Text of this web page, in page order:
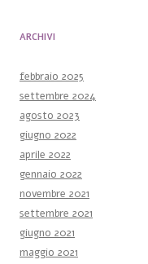
ARCHIVI
febbraio 2025
settembre 2024
agosto 2023
giugno 2022
aprile 2022
gennaio 2022
novembre 2021
settembre 2021
giugno 2021
maggio 2021